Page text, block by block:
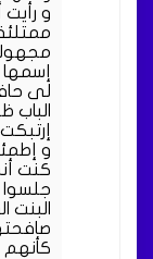
و
لى
الباب
و
كنت
جلسوا
البنت